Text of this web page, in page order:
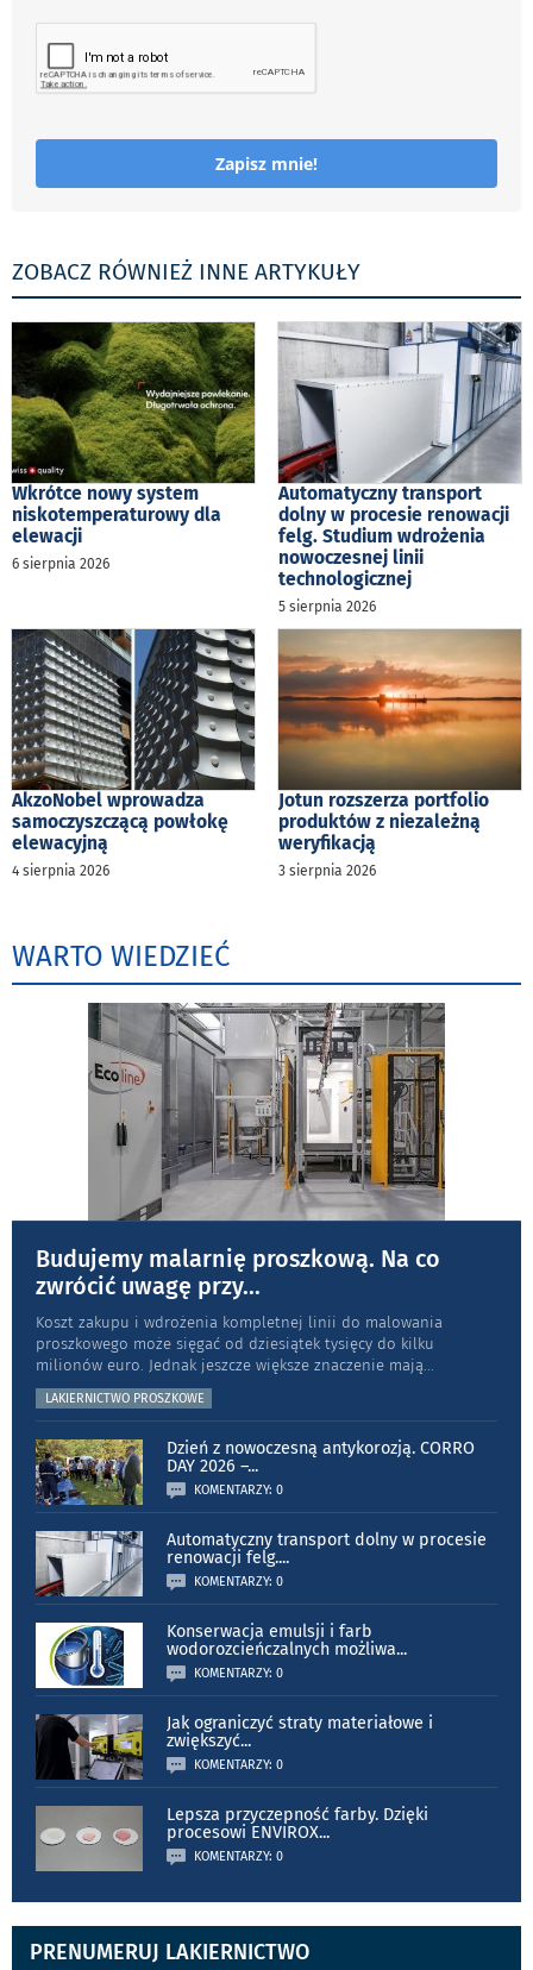
Zapisz mnie!
ZOBACZ RÓWNIEŻ INNE ARTYKUŁY
Wkrótce nowy system
niskotemperaturowy dla
elewacji
6 sierpnia 2026
Automatyczny transport
dolny w procesie renowacji
felg. Studium wdrożenia
nowoczesnej linii
technologicznej
5 sierpnia 2026
AkzoNobel wprowadza
samoczyszczącą powłokę
elewacyjną
4 sierpnia 2026
Jotun rozszerza portfolio
produktów z niezależną
weryfikacją
3 sierpnia 2026
WARTO WIEDZIEĆ
Budujemy malarnię proszkową. Na co
zwrócić uwagę przy...
Koszt zakupu i wdrożenia kompletnej linii do malowania
proszkowego może sięgać od dziesiątek tysięcy do kilku
milionów euro. Jednak jeszcze większe znaczenie mają...
LAKIERNICTWO PROSZKOWE
Dzień z nowoczesną antykorozją. CORRO
DAY 2026 –...
KOMENTARZY: 0
Automatyczny transport dolny w procesie
renowacji felg....
KOMENTARZY: 0
Konserwacja emulsji i farb
wodorozcieńczalnych możliwa...
KOMENTARZY: 0
Jak ograniczyć straty materiałowe i
zwiększyć...
KOMENTARZY: 0
Lepsza przyczepność farby. Dzięki
procesowi ENVIROX...
KOMENTARZY: 0
PRENUMERUJ LAKIERNICTWO